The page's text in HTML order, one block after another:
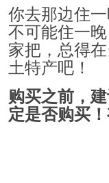
你去那边住
不可能住一
家把，总得
土特产吧！
购买之前，
定是否购买